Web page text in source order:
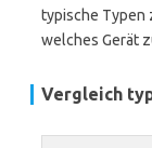
typische Typen
welches Gerät
Vergleich